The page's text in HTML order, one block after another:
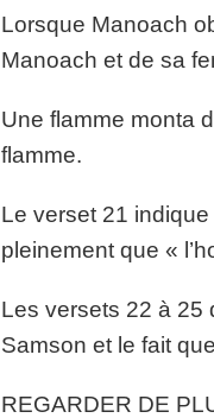
Lorsque Manoach
Manoach et de sa
Une flamme monta
flamme.
Le verset 21
pleinement que «
Les versets 22 à 25
Samson et le fait
REGARDER DE